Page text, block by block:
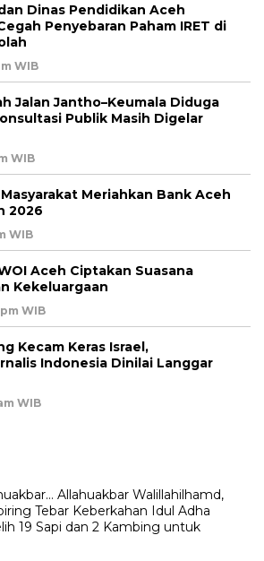
Dinas Pendidikan Aceh
Penyebaran Paham IRET di
WIB
Jalan Jantho–Keumala Diduga
Publik Masih Digelar
WIB
Meriahkan Bank Aceh
2026
WIB
Aceh Ciptakan Suasana
Kekeluargaan
WIB
Kecam Keras Israel,
Indonesia Dinilai Langgar
WIB